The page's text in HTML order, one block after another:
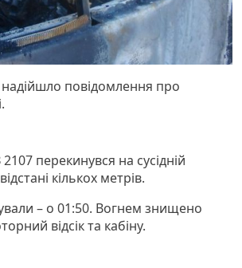
повідомлення про
перекинувся на сусідній
кількох метрів.
– о 01:50. Вогнем знищено
відсік та кабіну.